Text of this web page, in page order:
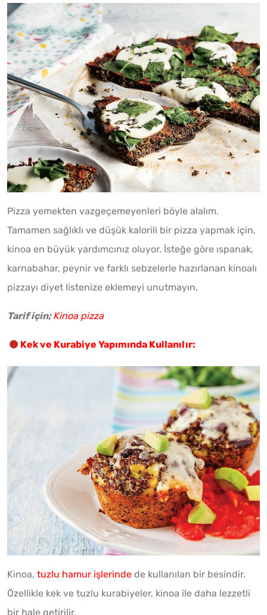
Pizza yemekten vazgeçemeyenleri böyle alalım.
Tamamen sağlıklı ve düşük kalorili bir pizza yapmak için,
kinoa en büyük yardımcınız oluyor. İsteğe göre ıspanak,
karnabahar, peynir ve farklı sebzelerle hazırlanan kinoalı
pizzayı diyet listenize eklemeyi unutmayın.
Tarif için;Kinoa pizza
Kek ve Kurabiye Yapımında Kullanılır:
Kinoa, tuzlu hamur işlerinde de kullanılan bir besindir.
Özellikle kek ve tuzlu kurabiyeler, kinoa ile daha lezzetli
bir hale getirilir.